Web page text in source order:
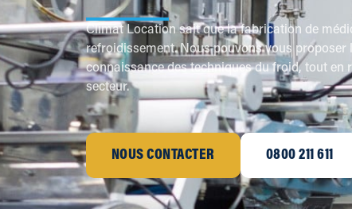
Climat Location sait que la fabrication de
refroidissement. Nous pouvons vous proposer
connaissance des techniques du froid, tout en
secteur.
NOUS CONTACTER 0800 211 611